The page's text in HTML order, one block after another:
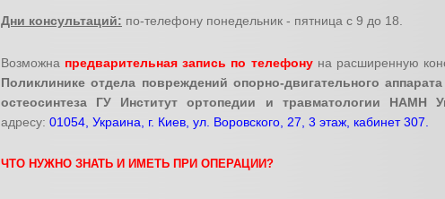
Дни консультаций: по-телефону понедельник - пятница с 9 до 18.
Возможна предварительная запись по телефонуна расширенную
Поликлинике отдела повреждений опорно-двигательного
остеосинтеза ГУ Институт ортопедии и травматологии НАМН
адресу: 01054, Украина, г. Киев, ул. Воровского, 27, 3 этаж, кабинет 307.
ЧТО НУЖНО ЗНАТЬ И ИМЕТЬ ПРИ ОПЕРАЦИИ?